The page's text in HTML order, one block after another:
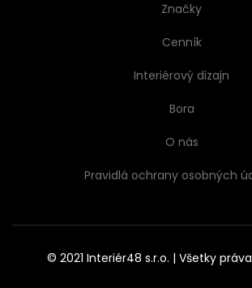
Značky
Cenník
Interiérový dizajn
Bora
O nás
Pravidlá ochrany osobných
© 2021 Interiér48 s.r.o. | Všetky